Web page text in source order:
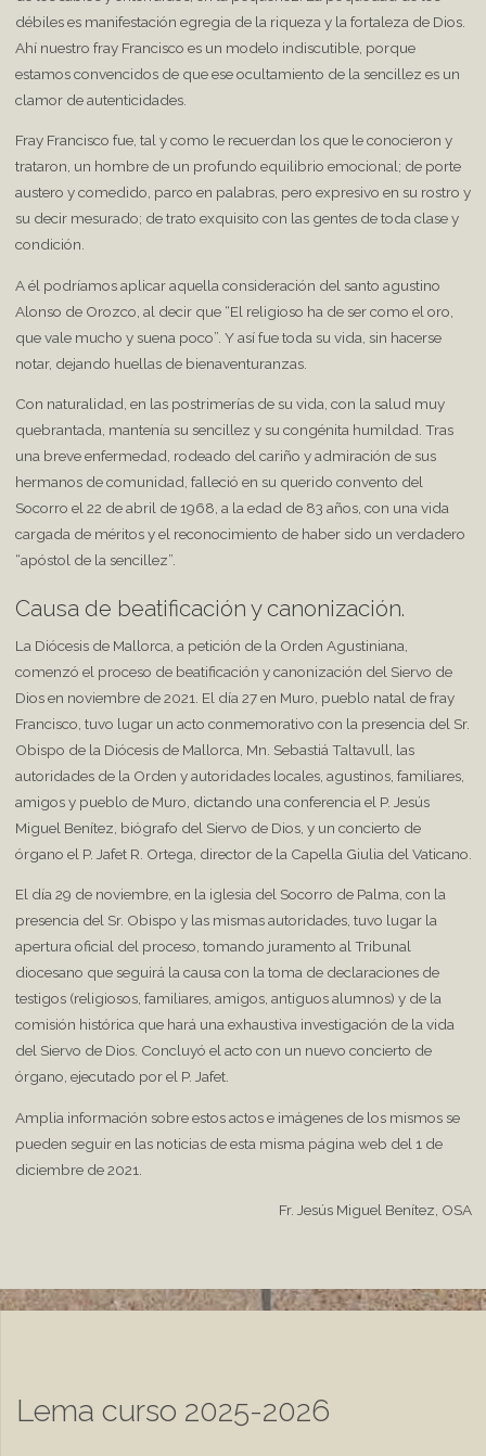
débiles es manifestación egregia de la riqueza y la fortaleza de Dios.
Ahí nuestro fray Francisco es un modelo indiscutible, porque
estamos convencidos de que ese ocultamiento de la sencillez es un
clamor de autenticidades.
Fray Francisco fue, tal y como le recuerdan los que le conocieron y
trataron, un hombre de un profundo equilibrio emocional; de porte
austero y comedido, parco en palabras, pero expresivo en su rostro y
su decir mesurado; de trato exquisito con las gentes de toda clase y
condición.
A él podríamos aplicar aquella consideración del santo agustino
Alonso de Orozco, al decir que “El religioso ha de ser como el oro,
que vale mucho y suena poco”. Y así fue toda su vida, sin hacerse
notar, dejando huellas de bienaventuranzas.
Con naturalidad, en las postrimerías de su vida, con la salud muy
quebrantada, mantenía su sencillez y su congénita humildad. Tras
una breve enfermedad, rodeado del cariño y admiración de sus
hermanos de comunidad, falleció en su querido convento del
Socorro el 22 de abril de 1968, a la edad de 83 años, con una vida
cargada de méritos y el reconocimiento de haber sido un verdadero
“apóstol de la sencillez”.
Causa de beatificación y canonización.
La Diócesis de Mallorca, a petición de la Orden Agustiniana,
comenzó el proceso de beatificación y canonización del Siervo de
Dios en noviembre de 2021. El día 27 en Muro, pueblo natal de fray
Francisco, tuvo lugar un acto conmemorativo con la presencia del Sr.
Obispo de la Diócesis de Mallorca, Mn. Sebastiá Taltavull, las
autoridades de la Orden y autoridades locales, agustinos, familiares,
amigos y pueblo de Muro, dictando una conferencia el P. Jesús
Miguel Benítez, biógrafo del Siervo de Dios, y un concierto de
órgano el P. Jafet R. Ortega, director de la Capella Giulia del Vaticano.
El día 29 de noviembre, en la iglesia del Socorro de Palma, con la
presencia del Sr. Obispo y las mismas autoridades, tuvo lugar la
apertura oficial del proceso, tomando juramento al Tribunal
diocesano que seguirá la causa con la toma de declaraciones de
testigos (religiosos, familiares, amigos, antiguos alumnos) y de la
comisión histórica que hará una exhaustiva investigación de la vida
del Siervo de Dios. Concluyó el acto con un nuevo concierto de
órgano, ejecutado por el P. Jafet.
Amplia información sobre estos actos e imágenes de los mismos se
pueden seguir en las noticias de esta misma página web del 1 de
diciembre de 2021.
Fr. Jesús Miguel Benítez, OSA
Lema curso 2025-2026